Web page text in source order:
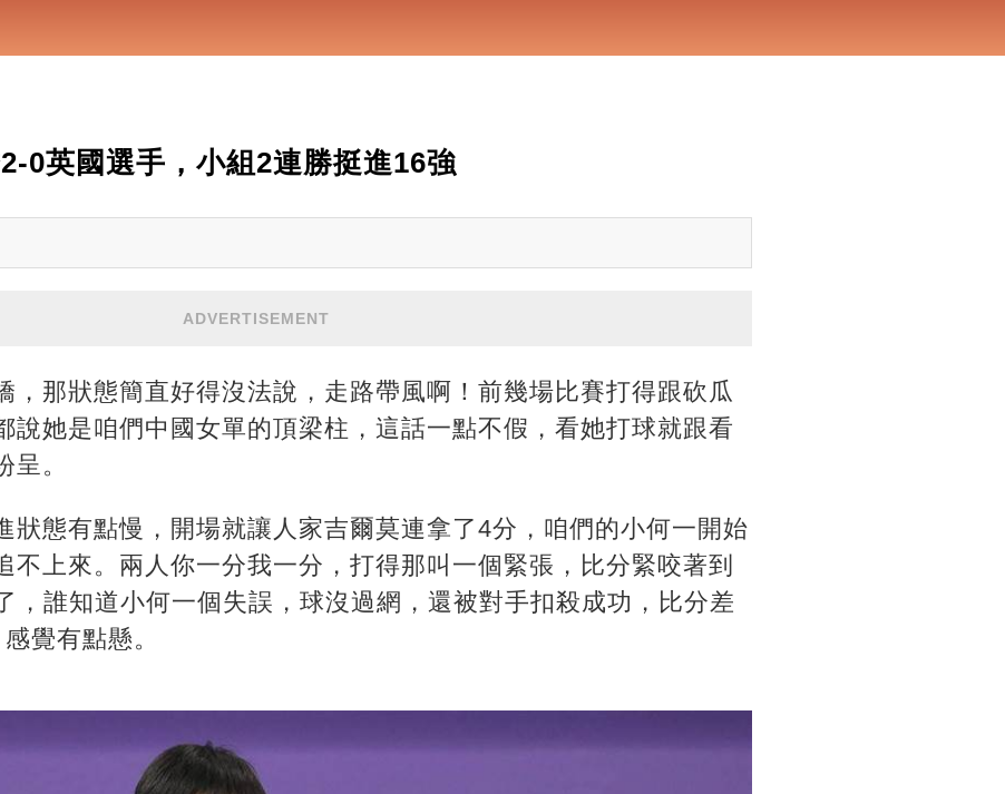
0英國選手，小組2連勝挺進16強
ADVERTISEMENT
，那狀態簡直好得沒法說，走路帶風啊！前幾場比賽打得跟砍瓜
說她是咱們中國女單的頂梁柱，這話一點不假，看她打球就跟看
。
狀態有點慢，開場就讓人家吉爾莫連拿了4分，咱們的小何一開始
不上來。兩人你一分我一分，打得那叫一個緊張，比分緊咬著到
，誰知道小何一個失誤，球沒過網，還被對手扣殺成功，比分差
覺有點懸。